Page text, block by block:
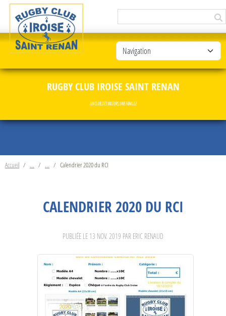
RUGBY CLUB IROISE SAINT RENAN
UN CLUB, DES VALEURS, UNE FAMILLE
Accueil Calendrier 2020 du RCI
CALENDRIER 2020 DU RCI
PUBLIÉE LE 13 NOV. 2019 PAR ERIC RENAUD
Panneau de gestion des cookies